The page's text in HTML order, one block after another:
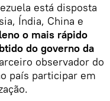
está disposta
Índia, China e
o mais rápido
do governo da
observador do
país participar em